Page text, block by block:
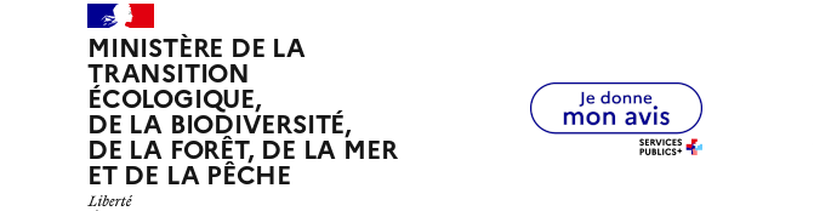
MINISTÈRE DE LA
TRANSITION
ÉCOLOGIQUE,
DE LA BIODIVERSITÉ,
DE LA FORÊT, DE LA MER
ET DE LA PÊCHE